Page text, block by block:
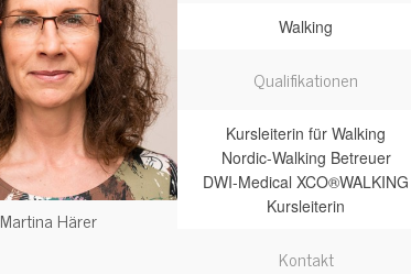
Martina Härer
Walking
Qualifikationen
Kursleiterin für Walking
Nordic-Walking Betreuer
DWI-Medical XCO®WALKING
Kursleiterin
Kontakt